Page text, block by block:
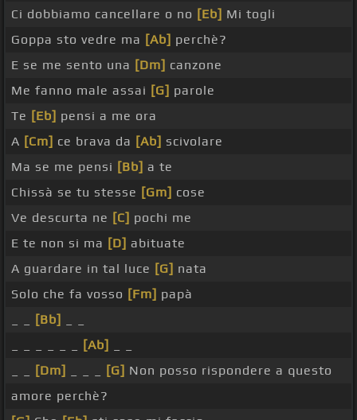
Ci dobbiamo cancellare o no [Eb] Mi togli
Goppa sto vedre ma [Ab] perchè?
E se me sento una [Dm] canzone
Me fanno male assai [G] parole
Te [Eb] pensi a me ora
A [Cm] ce brava da [Ab] scivolare
Ma se me pensi [Bb] a te
Chissà se tu stesse [Gm] cose
Ve descurta ne [C] pochi me
E te non si ma [D] abituate
A guardare in tal luce [G] nata
Solo che fa vosso [Fm] papà
[Bb]
[Ab]
[Dm] [G] Non posso rispondere a questo
amore perchè?